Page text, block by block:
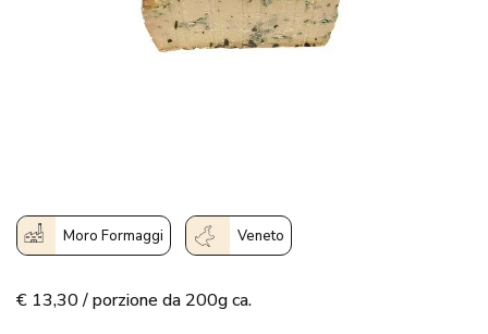
Moro Formaggi Veneto
€ 13,30 / porzione da 200g ca.